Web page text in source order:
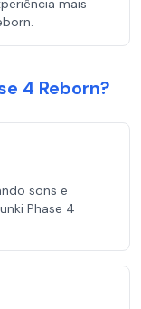
mais
4 Reborn?
sons e
Phase 4